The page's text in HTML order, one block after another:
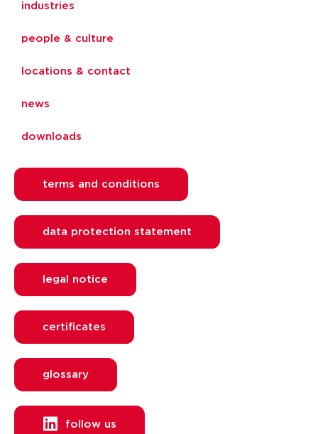
industries
people & culture
locations & contact
news
downloads
terms and conditions
data protection statement
legal notice
certificates
glossary
follow us